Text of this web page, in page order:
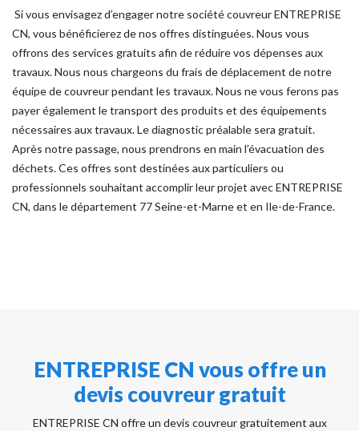
Si vous envisagez d’engager notre société couvreur ENTREPRISE
CN, vous bénéficierez de nos offres distinguées. Nous vous
offrons des services gratuits afin de réduire vos dépenses aux
travaux. Nous nous chargeons du frais de déplacement de notre
équipe de couvreur pendant les travaux. Nous ne vous ferons pas
payer également le transport des produits et des équipements
nécessaires aux travaux. Le diagnostic préalable sera gratuit.
Après notre passage, nous prendrons en main l’évacuation des
déchets. Ces offres sont destinées aux particuliers ou
professionnels souhaitant accomplir leur projet avec ENTREPRISE
CN, dans le département 77 Seine-et-Marne et en Ile-de-France.
ENTREPRISE CN vous offre un
devis couvreur gratuit
ENTREPRISE CN offre un devis couvreur gratuitement aux